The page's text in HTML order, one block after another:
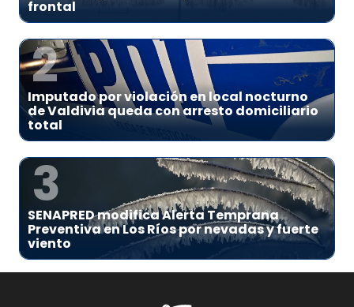
frontal
2
Imputado por violación en local nocturno
de Valdivia queda con arresto domiciliario
total
3
SENAPRED modifica Alerta Temprana
Preventiva en Los Ríos por nevadas y fuerte
viento